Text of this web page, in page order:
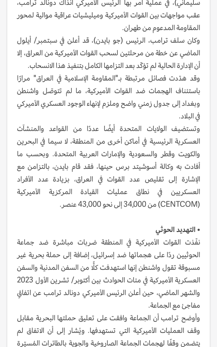
سليماني)، في عملية أمر بها الرئيس الأميركي آنذاك دونالد ترامب،
عقب مواجهات بين القوات الأميركية وميليشيات عراقية موالية لمحور
المقاومة المدعوم من طهران.
وكان سلف ترامب، الرئيس (جو بايدن)، قد أعلن في سبتمبر/ أيلول
الماضي عن خطة من مرحلتين لسحب القوات الأميركية من العراق، إلا
أن الإدارة الحالية لم تؤكّد بعد التزامها الكامل بتنفيذ هذا الانسحاب.
وقد هدّدت فصائل مرتبطة بـ"المقاومة الإسلامية في العراق" مرارًا
باستئناف الهجمات ضد القوات الأميركية، ما لم تتوصّل واشنطن
وبغداد إلى جدول زمني واضح وملزم لإنهاء الوجود العسكري الأميركي
في البلاد.
وتستضيف الولايات المتحدة أيضًا عددًا من القواعد والمنشآت
العسكرية الرئيسية في أماكن أخرى من المنطقة، لا سيما في البحرين
والكويت وقطر والسعودية والإمارات العربية المتحدة. وبحسب ما
أفادت به وكالة أسوشيتد برس حينها، فقد قام بايدن، بالتزامن مع
الإشارة إلى تقليص عدد القوات في العراق، بزيادة عدد الأفراد
العسكريين في نطاق عمليات القيادة المركزية الأميركية
(CENTCOM) من 34,000 إلى نحو 43,000 عنصر.
• التهديد الحوثي
نفّذت القوات الأميركية في المنطقة ضربات مباشرة ضد جماعة
الحوثيين ردًا على هجماتها ضد إسرائيل، إضافة إلى حملة بحرية غير
مسبوقة تقول واشنطن إنها استهدفت كلًّا من السفن المدنية والسفن
العسكرية الأميركية في مئات الحوادث بين أكتوبر/ تشرين الأول 2023
والشهر الماضي، حين أعلن الرئيس الأميركي دونالد ترامب عن اتفاقٍ
مفاجئ مع الجماعة.
وأوضح ترامب أن الجماعة وافقت على تعليق حملتها البحرية مقابل
وقف العمليات الأميركية التي تستهدفها. ويُشار إلى أن الاتفاق لم
يتضمن وقفًا لهجمات الجماعة الصاروخية والجوية بالطائرات المُسيّرة